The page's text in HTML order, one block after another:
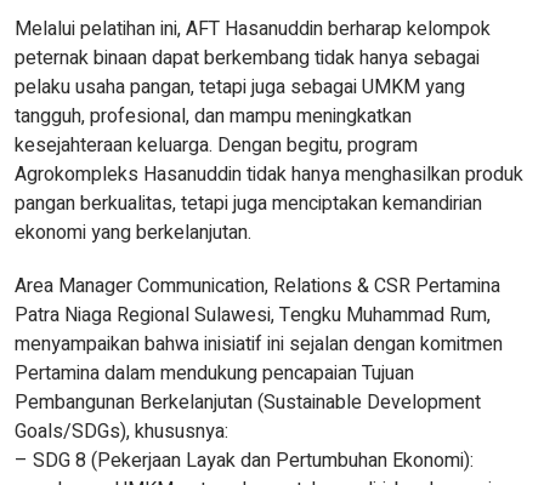
Melalui pelatihan ini, AFT Hasanuddin berharap kelompok
peternak binaan dapat berkembang tidak hanya sebagai
pelaku usaha pangan, tetapi juga sebagai UMKM yang
tangguh, profesional, dan mampu meningkatkan
kesejahteraan keluarga. Dengan begitu, program
Agrokompleks Hasanuddin tidak hanya menghasilkan produk
pangan berkualitas, tetapi juga menciptakan kemandirian
ekonomi yang berkelanjutan.
Area Manager Communication, Relations & CSR Pertamina
Patra Niaga Regional Sulawesi, Tengku Muhammad Rum,
menyampaikan bahwa inisiatif ini sejalan dengan komitmen
Pertamina dalam mendukung pencapaian Tujuan
Pembangunan Berkelanjutan (Sustainable Development
Goals/SDGs), khususnya:
– SDG 8 (Pekerjaan Layak dan Pertumbuhan Ekonomi):